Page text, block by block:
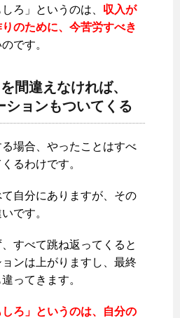
ろ」というのは、 収入が
のために、今苦労すべき
です。
間違えなければ、
ションもついてくる
場合、やったことはすべ
るわけです。
自分にありますが、その
です。
すべて跳ね返ってくると
ンは上がりますし、最終
ってきます。
しろ」というのは、自分の